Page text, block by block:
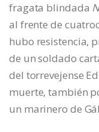
fragata blindada
al frente de
hubo resistencia,
de un soldado
del torrevejense
muerte, también
un marinero de